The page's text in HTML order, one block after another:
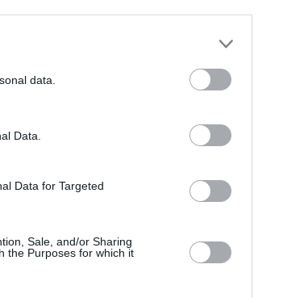
data.
Data.
Data for Targeted
Sale, and/or Sharing
the Purposes for which it